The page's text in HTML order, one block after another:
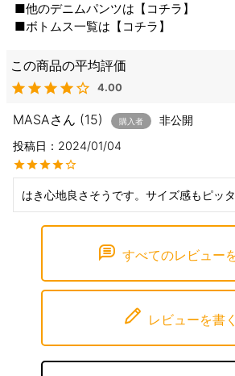
■他のデニムパンツは【 コチラ 】
■ボトムス一覧は【 コチラ 】
4.00
MASA 15 購入者
非公開
投稿日
2024/01/04
すべてのレビュー
レビューを書く